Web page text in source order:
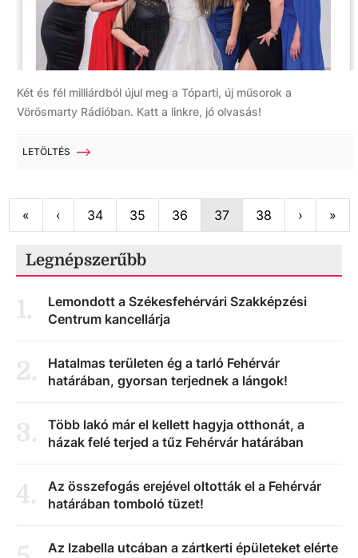
Két és fél milliárdból újul meg a Tóparti, új műsorok a
Vörösmarty Rádióban. Katt a linkre, jó olvasás!
LETÖLTÉS
«First ‹Previous
34 35 36 37 38 ›Next»
Legnépszerűbb
1.
Lemondott a Székesfehérvári Szakképzési
Centrum kancellárja
2.
Hatalmas területen ég a tarló Fehérvár
határában, gyorsan terjednek a lángok!
3.
Több lakó már el kellett hagyja otthonát, a
házak felé terjed a tűz Fehérvár határában
4.
Az összefogás erejével oltották el a Fehérvár
határában tomboló tüzet!
Az Izabella utcában a zártkerti épületeket elérte